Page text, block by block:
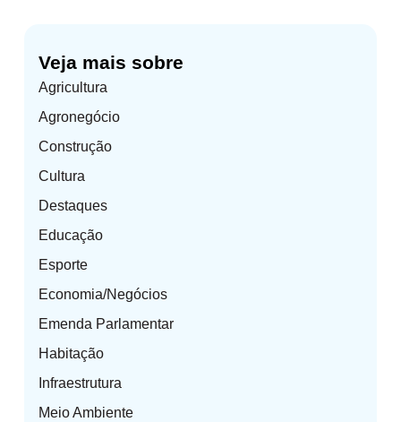
Veja mais sobre
Agricultura
Agronegócio
Construção
Cultura
Destaques
Educação
Esporte
Economia/Negócios
Emenda Parlamentar
Habitação
Infraestrutura
Meio Ambiente